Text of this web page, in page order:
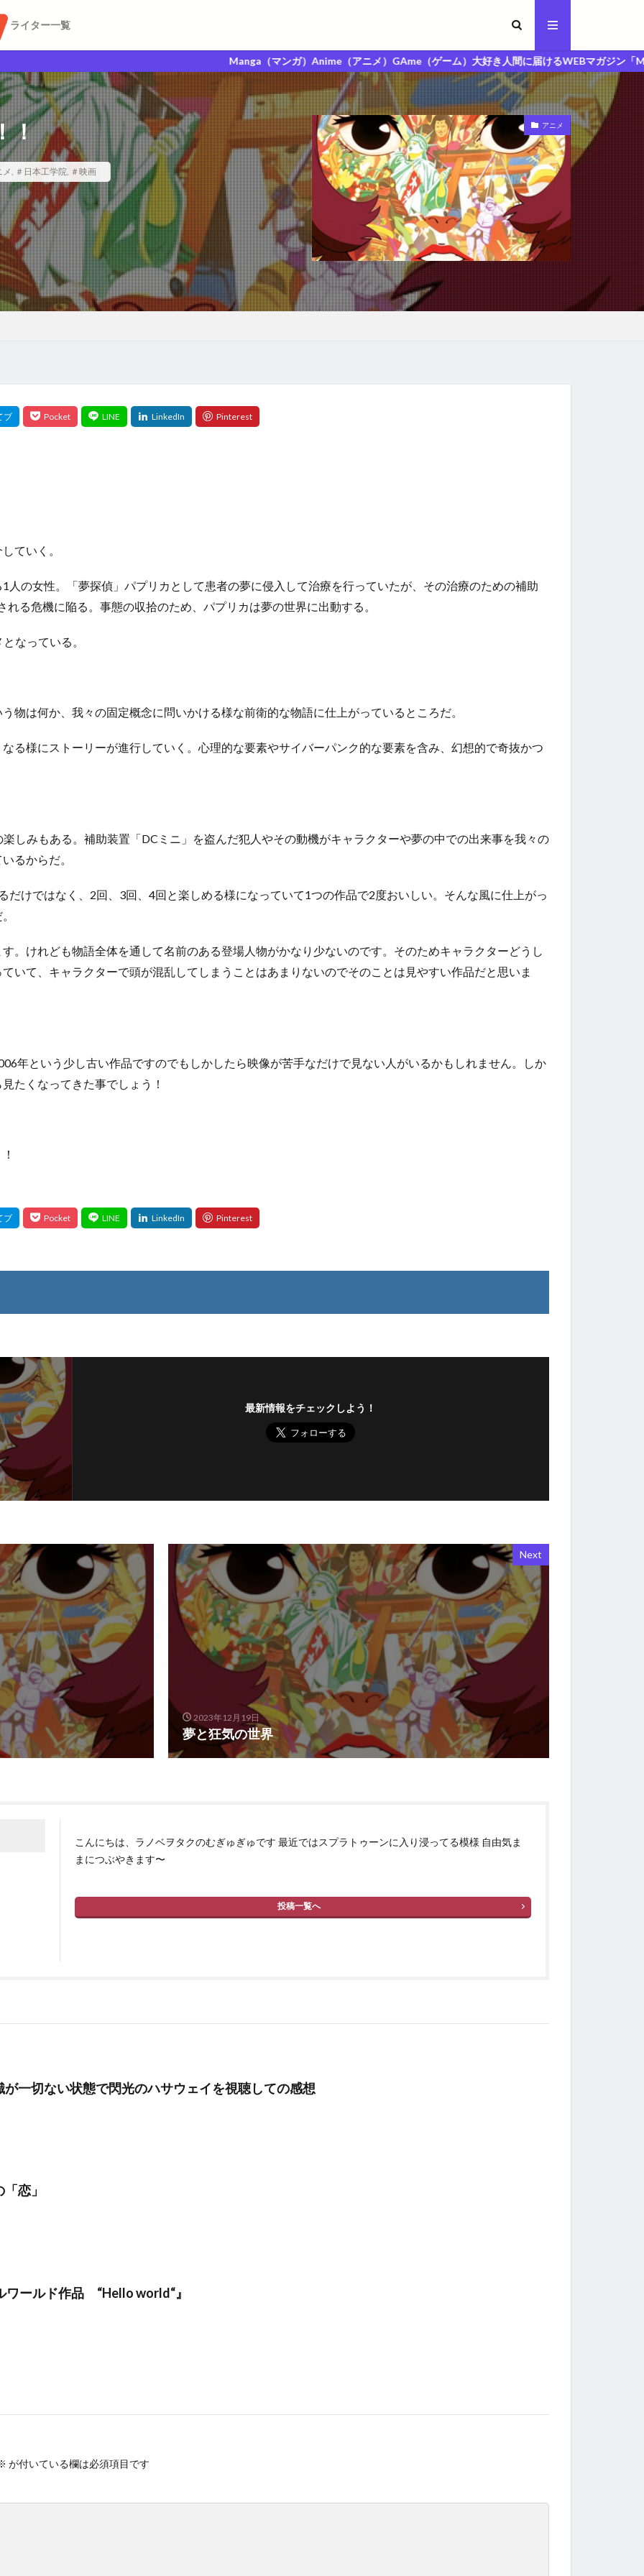
ライター一覧
Manga（マンガ）Anime（アニメ）GAme（ゲーム）大好き人間に届けるWEBマガジン「MAGA人マガジン」
！
メ, ＃日本工学院, ＃映画
アニメ
ていく。
人の女性。「夢探偵」パプリカとして患者の夢に侵入して治療を行っていたが、その治療のための補助
る危機に陥る。事態の収拾のため、パプリカは夢の世界に出動する。
なっている。
物は何か、我々の固定概念に問いかける様な前衛的な物語に仕上がっているところだ。
る様にストーリーが進行していく。心理的な要素やサイバーパンク的な要素を含み、幻想的で奇抜かつ
しみもある。 補助装置「DCミニ」を盗んだ犯人やその動機がキャラクターや夢の中での出来事を我々の
るからだ。
だけではなく、2回、3回、4回と楽しめる様になっていて1つの作品で2度おいしい。そんな風に仕上がっ
。けれども物語全体を通して名前のある登場人物がかなり少ないのです。そのためキャラクターどうし
いて、キャラクターで頭が混乱してしまうことはあまりないのでそのことは見やすい作品だと思いま
年という少し古い作品ですのでもしかしたら映像が苦手なだけで見ない人がいるかもしれません。しか
たくなってきた事でしょう！
最新情報をチェックしよう！
Next
2023年12月19日
夢と狂気の世界
こんにちは、ラノベヲタクのむぎゅぎゅです 最近ではスプラトゥーンに入り浸ってる模様 自由気ま
まにつぶやきます〜
投稿一覧へ
が一切ない状態で閃光のハサウェイを視聴しての感想
恋」
ワールド作品 “Hello world“』
が付いている欄は必須項目です